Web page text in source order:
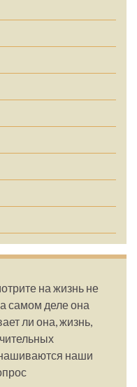
на жизнь не
самом деле она
ли она, жизнь,
наши